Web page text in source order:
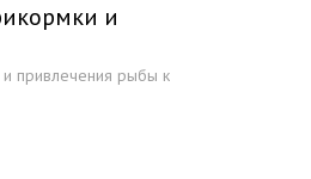
и
привлечения рыбы к